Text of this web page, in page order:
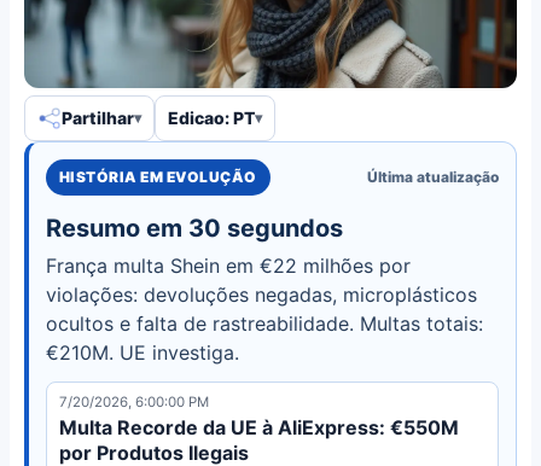
Partilhar Edicao: PT
HISTÓRIA EM EVOLUÇÃO Última atualização
Resumo em 30 segundos
França multa Shein em €22 milhões por
violações: devoluções negadas, microplásticos
ocultos e falta de rastreabilidade. Multas totais:
€210M. UE investiga.
7/20/2026, 6:00:00 PM
Multa Recorde da UE à AliExpress: €550M
por Produtos Ilegais